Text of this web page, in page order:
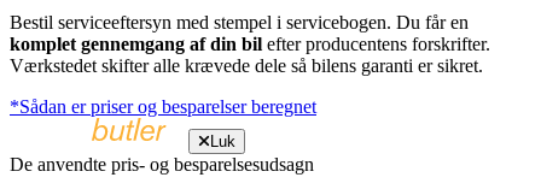
Bestil serviceeftersyn med stempel i servicebogen. Du får en
komplet gennemgang af din bil efter producentens forskrifter.
Værkstedet skifter alle krævede dele så bilens garanti er sikret.
*Sådan er priser og besparelser beregnet
Luk
De anvendte pris- og besparelsesudsagn